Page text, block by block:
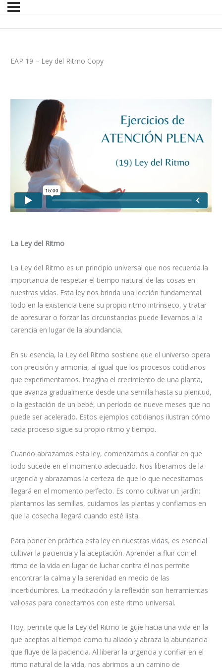
EAP 19 – Ley del Ritmo Copy
La Ley del Ritmo
La Ley del Ritmo es un principio universal que nos recuerda la
importancia de respetar el tiempo natural de las cosas en
nuestras vidas. Esta ley nos brinda una lección fundamental:
todo en la existencia tiene su propio ritmo intrínseco, y tratar
de apresurar o forzar las circunstancias puede llevarnos a la
carencia en lugar de la abundancia.
En su esencia, la Ley del Ritmo sostiene que el universo opera
con precisión y armonía, al igual que los procesos cotidianos
que experimentamos. Imagina el crecimiento de una planta,
que avanza gradualmente desde una semilla hasta su plenitud,
o la gestación de un bebé, un período de nueve meses que no
puede ser acelerado. Estos ejemplos cotidianos ilustran cómo
cada proceso sigue su propio ritmo y tiempo.
Cuando abrazamos esta ley, comenzamos a confiar en que
todo sucede en el momento adecuado. Nos liberamos de la
urgencia y abrazamos la certeza de que lo que necesitamos
llegará en el momento perfecto. Es como cultivar un jardín;
plantamos las semillas, cuidamos las plantas y confiamos en
que la cosecha llegará cuando esté lista.
Para poner en práctica esta ley en nuestras vidas, es esencial
cultivar la paciencia y la aceptación. Aprender a fluir con el
ritmo de la vida en lugar de luchar contra él nos permite
encontrar la calma y la serenidad en medio de las
incertidumbres. La meditación y la reflexión son herramientas
valiosas para conectarnos con este ritmo universal.
Hoy, permite que la Ley del Ritmo te guíe hacia una vida en la
que aceptas al tiempo como tu aliado y abraza la abundancia
que fluye de la paciencia. Al liberar la urgencia y confiar en el
ritmo natural de la vida, nos abrimos a un camino de